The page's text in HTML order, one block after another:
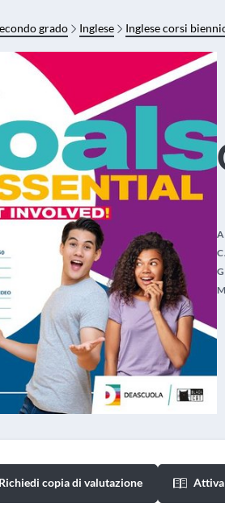
grado Inglese Inglese corsi
Richiedi copia di valutazione